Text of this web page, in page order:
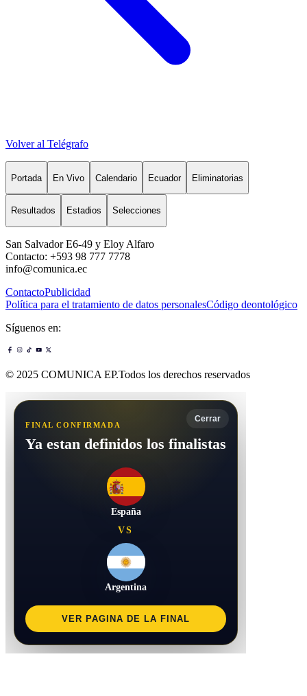
Volver al Telégrafo
Portada En Vivo Calendario Ecuador Eliminatorias
Resultados Estadios Selecciones
San Salvador E6-49 y Eloy Alfaro
Contacto: +593 98 777 7778
info@comunica.ec
ContactoPublicidad
Política para el tratamiento de datos personalesCódigo deontológico
Síguenos en:
© 2025 COMUNICA EP.Todos los derechos reservados
Cerrar
FINAL CONFIRMADA
Ya estan definidos los finalistas
España
VS
Argentina
VER PAGINA DE LA FINAL